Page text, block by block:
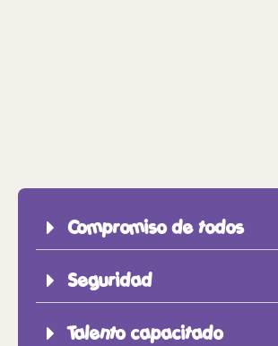
Compromiso de todos
Seguridad
Talento capacitado